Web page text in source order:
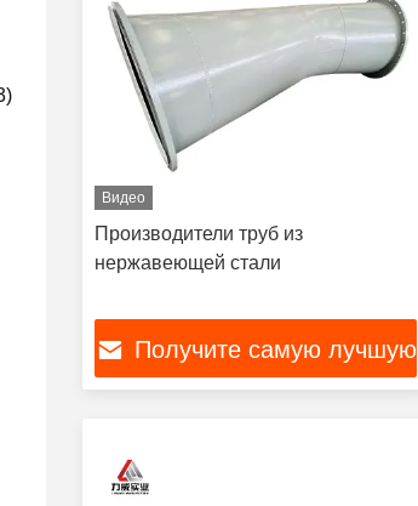
Видео
Производители труб из
нержавеющей стали
Получите самую лучшую